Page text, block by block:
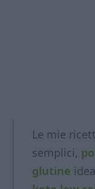
Le mie
semplici,
glutine